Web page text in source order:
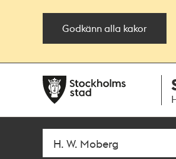
Godkänn alla kakor
navigationen
huvudinnehållet
Sök